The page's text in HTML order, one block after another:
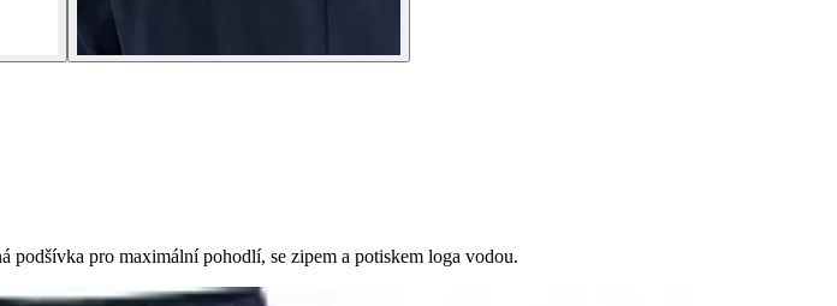
pro maximální pohodlí, se zipem a potiskem loga vodou.